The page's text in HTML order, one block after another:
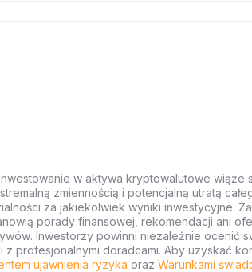
w aktywa kryptowalutowe wiąże
zmiennością i potencjalną utratą
za jakiekolwiek wyniki inwestycyjne.
porady finansowej, rekomendacji ani
Inwestorzy powinni niezależnie ocenić
z profesjonalnymi doradcami. Aby uzyskać
ujawnienia ryzyka oraz Warunkami